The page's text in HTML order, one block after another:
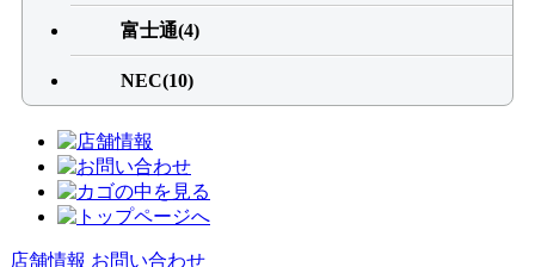
富士通(4)
NEC(10)
店舗情報 お問い合わせ